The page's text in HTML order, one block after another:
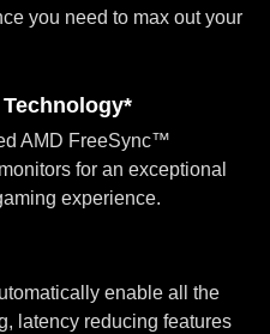
you need to max out your
AMD FreeSync™
for an exceptional
experience.
enable all the
latency reducing features